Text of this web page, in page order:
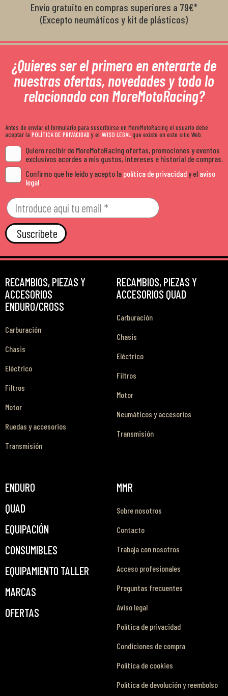
Envío gratuito en compras superiores a 79€*
(Excepto neumáticos y kit de plásticos)
¿Quieres ser el primero en enterarte de
nuestras ofertas, novedades y todo lo
relacionado con MoreMotoRacing?
Antes de enviar el formulario para suscribirse en MoreMotoRacing el usuario debe
aceptar la POLÍTICA DE PRIVACIDADy el AVISO LEGALque existe en este sitio Web.
Quiero recibir de MoreMotoRacing ofertas, promociones y eventos
exclusivos acordes a mis gustos, intereses e historial de compras.
Confirmo que he leído y acepto la política de privacidady el aviso
legal
Suscríbete
RECAMBIOS, PIEZAS Y
ACCESORIOS
ENDURO/CROSS
Carburación
Chasis
Eléctrico
Filtros
Motor
Ruedas y accesorios
Transmisión
RECAMBIOS, PIEZAS Y
ACCESORIOS QUAD
Carburación
Chasis
Eléctrico
Filtros
Motor
Neumáticos y accesorios
Transmisión
ENDURO
QUAD
EQUIPACIÓN
CONSUMIBLES
EQUIPAMIENTO TALLER
MARCAS
OFERTAS
MMR
Sobre nosotros
Contacto
Trabaja con nosotros
Acceso profesionales
Preguntas frecuentes
Aviso legal
Política de privacidad
Condiciones de compra
Política de cookies
Política de devolución y reembolso